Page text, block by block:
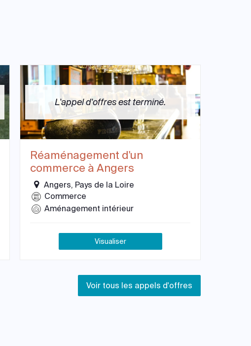
L'appel d'offres est terminé.
Réaménagement d'un
commerce à Angers
Angers, Pays de la Loire
Commerce
Aménagement intérieur
Visualiser
Voir tous les appels d'offres